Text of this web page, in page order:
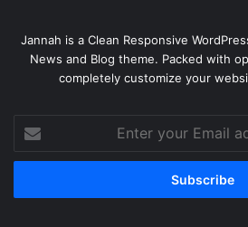
Jannah is a Clean Responsive
News and Blog theme. Packed with
completely customize your
your
Email